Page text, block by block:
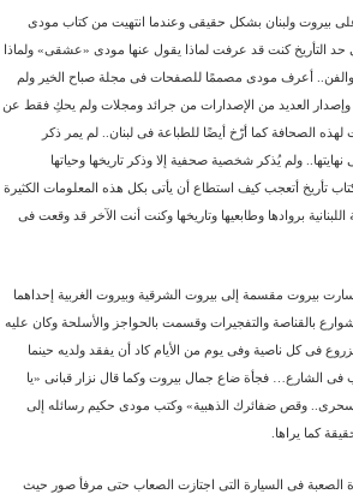
بيروت ولبنان بشكل حقيقى وعندما انتهيت من كتاب مودى
حد التأريخ كنت قد عرفت لماذا يقول عنها مودى «عشقى» ولماذا
والفن.. أعرف مودى مصممًا للصفحات فى مجلة صباح الخير ولم
العديد من الإصدارات من جرائد ومجلات ولم يحكِ فقط عن
الصحافة كما أرّخ أيضًا للطباعة فى لبنان.. لم يمر ذكر
ولم يُذكر شخصية صحفية إلا وذكر تاريخها وحياتها
تأريخ أتعجب كيف استطاع أن يأتى بكل هذه المعلومات الكثيرة
بروادها وطابعيها وتاريخها وكنت أنت الآخر قد وقعت فى
بيروت مقسمة إلى بيروت الشرقية وبيروت الغربية إحداهما
بالقناصة والتفجيرات وقسمت بالحواجز والأسلحة وكان عليه
فى كل ناصية وفى يوم من الأيام كاد أن يفقد ولديه حينما
فى الشارع… فجأة ضاع جمال بيروت وكما قال نزار قبانى «يا
وقص ضفائرك الذهبية» وكتب مودى حكيم رسائله إلى
كما يراها.
الصعبة فى السيارة التى اجتازت الصعاب حتى مرفأ صور حيث